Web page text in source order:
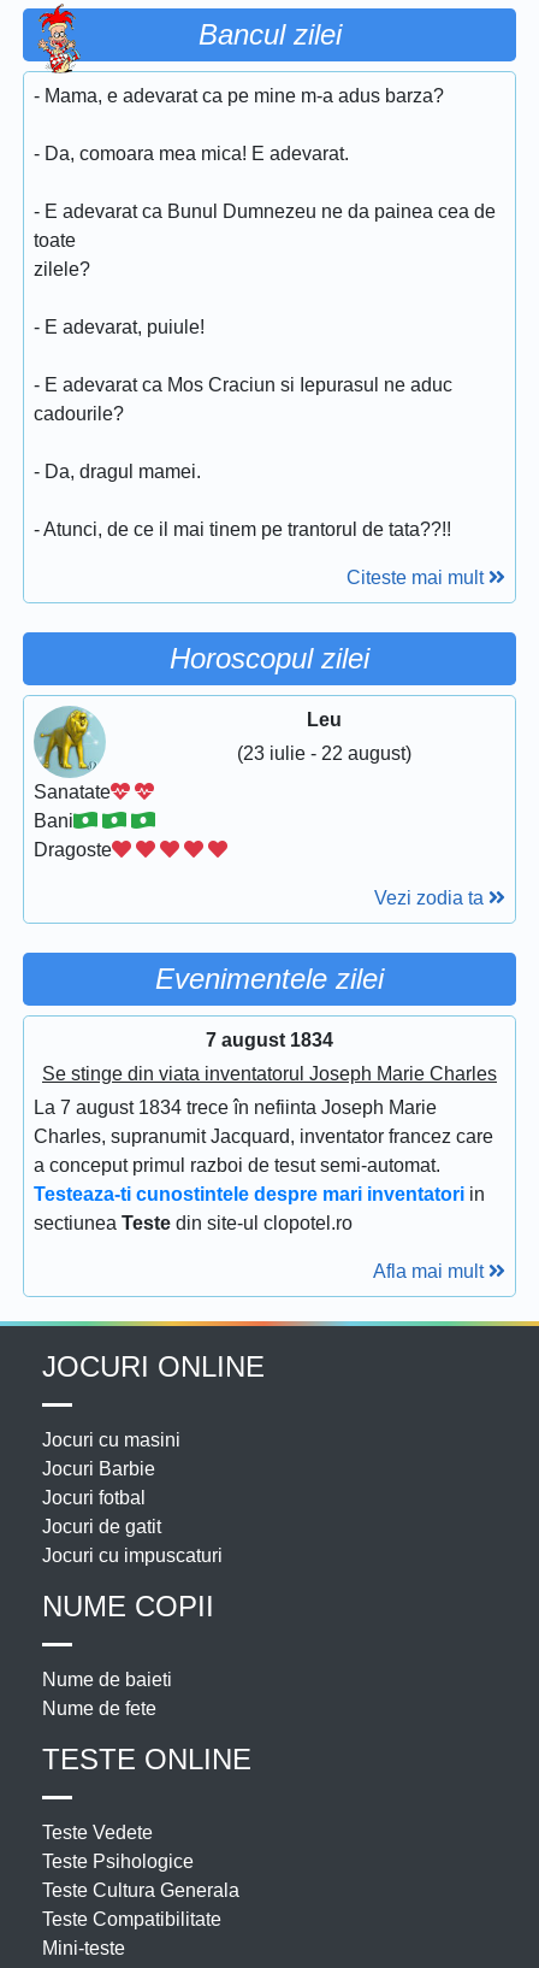
Bancul zilei
- Mama, e adevarat ca pe mine m-a adus barza?
- Da, comoara mea mica! E adevarat.
- E adevarat ca Bunul Dumnezeu ne da painea cea de
toate
zilele?
- E adevarat, puiule!
- E adevarat ca Mos Craciun si Iepurasul ne aduc
cadourile?
- Da, dragul mamei.
- Atunci, de ce il mai tinem pe trantorul de tata??!!
Citeste mai mult
Horoscopul zilei
Leu
(23 iulie - 22 august)
Sanatate
Bani
Dragoste
Vezi zodia ta
Evenimentele zilei
7 august 1834
Se stinge din viata inventatorul Joseph Marie Charles
La 7 august 1834 trece în nefiinta Joseph Marie
Charles, supranumit Jacquard, inventator francez care
a conceput primul razboi de tesut semi-automat.
Testeaza-ti cunostintele despre mari inventatori in
sectiunea Teste din site-ul clopotel.ro
Afla mai mult
JOCURI ONLINE
Jocuri cu masini
Jocuri Barbie
Jocuri fotbal
Jocuri de gatit
Jocuri cu impuscaturi
NUME COPII
Nume de baieti
Nume de fete
TESTE ONLINE
Teste Vedete
Teste Psihologice
Teste Cultura Generala
Teste Compatibilitate
Mini-teste